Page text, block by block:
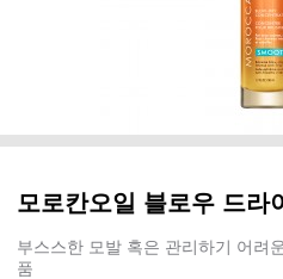
모로칸오일 블로우 드라
부스스한 모발 혹은 관리하기 어려
품